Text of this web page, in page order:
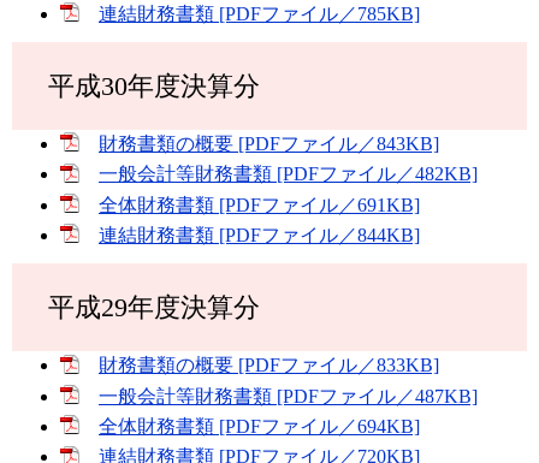
連結財務書類 [PDFファイル／785KB]
平成30年度決算分
財務書類の概要 [PDFファイル／843KB]
一般会計等財務書類 [PDFファイル／482KB]
全体財務書類 [PDFファイル／691KB]
連結財務書類 [PDFファイル／844KB]
平成29年度決算分
財務書類の概要 [PDFファイル／833KB]
一般会計等財務書類 [PDFファイル／487KB]
全体財務書類 [PDFファイル／694KB]
連結財務書類 [PDFファイル／720KB]